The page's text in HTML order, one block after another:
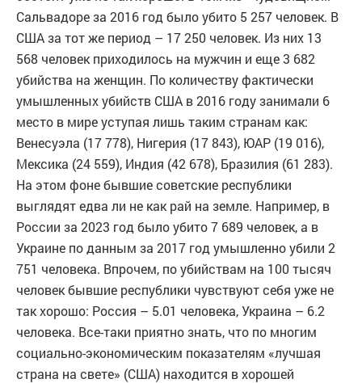
Сальвадоре за 2016 год было убито 5 257 человек. В
США за тот же период – 17 250 человек. Из них 13
568 человек приходилось на мужчин и еще 3 682
убийства на женщин. По количеству фактически
умышленных убийств США в 2016 году занимали 6
место в мире уступая лишь таким странам как:
Венесуэла (17 778), Нигерия (17 843), ЮАР (19 016),
Мексика (24 559), Индия (42 678), Бразилия (61 283).
На этом фоне бывшие советские республики
выглядят едва ли не как рай на земле. Например, в
России за 2023 год было убито 7 689 человек, а в
Украине по данным за 2017 год умышленно убили 2
751 человека. Впрочем, по убийствам на 100 тысяч
человек бывшие республики чувствуют себя уже не
так хорошо: Россия – 5.01 человека, Украина – 6.2
человека. Все-таки приятно знать, что по многим
социально-экономическим показателям «лучшая
страна на свете» (США) находится в хорошей